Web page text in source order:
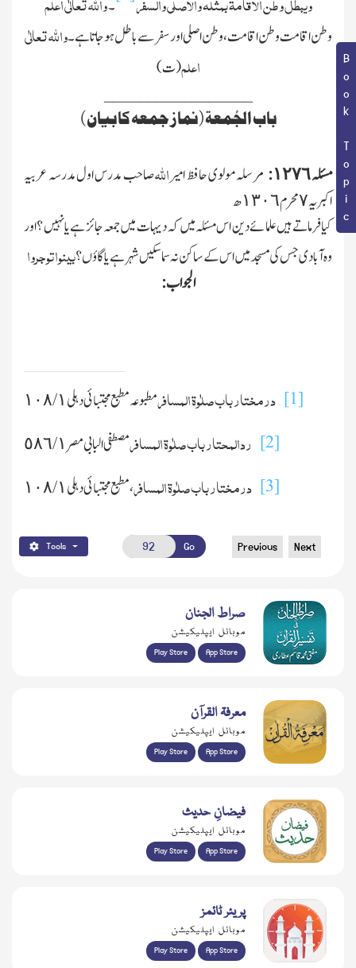
Book Topic
۔
وطن اقامت وطن اقامت ، وطن اصلی او ر سفر سے باطل ہو جاتا ہے ۔واﷲ تعالٰی
اعلم(ت)
_________________
باب الجُمعۃ (نماز جمعہ کا بیان )
مسئلہ ١٢٧٦ : مرسلہ مولوی حافظ امیراﷲصاحب مدرس اول مدرسہ عربیہ
اکبریہ ٧ محرم ١٣٠٦ھ
کیا فرماتے ہیں علمائے دین اس مسئلہ میں کہ دیہات میں جمعہ جائز ہے یا نہیں ؟ اور
وہ آبادی جس کی مسجد میں اس کے ساکن نہ سماسکیں شہر ہے یا گاؤں ؟بینوا توجروا
الجواب :
[1] درمختار باب صلٰوۃ المسافرمطبوعہ مطبع مجتبائی دہلی ١ / ١٠٨
[2] ردالمحتار باب صلٰوۃ المسافرمصطفی البابی مصر ١ / ٥٨٦
[3] درمختار باب صلٰوۃ المسافر، مطبع مجتبائی دہلی ١ / ١٠٨
Tools Go Previous Next
صراط الجنان
موبائل ایپلیکیشن
Play Store App Store
معرفۃ القرآن
موبائل ایپلیکیشن
Play Store App Store
فیضانِ حدیث
موبائل ایپلیکیشن
Play Store App Store
پریئر ٹائمز
موبائل ایپلیکیشن
Play Store App Store